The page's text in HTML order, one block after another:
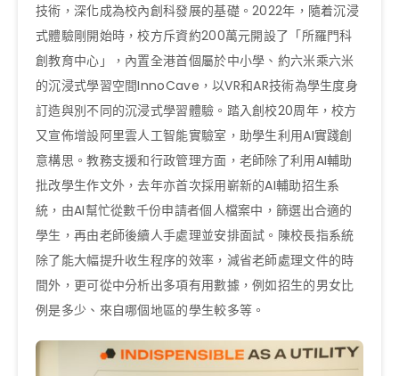
技術，深化成為校內創科發展的基礎。2022年，隨着沉浸
式體驗剛開始時，校方斥資約200萬元開設了「所羅門科
創教育中心」，內置全港首個屬於中小學、約六米乘六米
的沉浸式學習空間InnoCave，以VR和AR技術為學生度身
訂造與別不同的沉浸式學習體驗。踏入創校20周年，校方
又宣佈增設阿里雲人工智能實驗室，助學生利用AI實踐創
意構思。教務支援和行政管理方面，老師除了利用AI輔助
批改學生作文外，去年亦首次採用嶄新的AI輔助招生系
統，由AI幫忙從數千份申請者個人檔案中，篩選出合適的
學生，再由老師後續人手處理並安排面試。陳校長指系統
除了能大幅提升收生程序的效率，減省老師處理文件的時
間外，更可從中分析出多項有用數據，例如招生的男女比
例是多少、來自哪個地區的學生較多等。